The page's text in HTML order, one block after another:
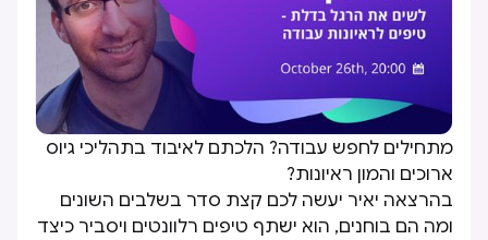
מתחילים לחפש עבודה? הלכתם לאיבוד בתהליכי גיוס
ארוכים והמון ראיונות?
בהרצאה יאיר יעשה לכם קצת סדר בשלבים השונים
ומה הם בוחנים, הוא ישתף טיפים רלוונטים ויסביר כיצד